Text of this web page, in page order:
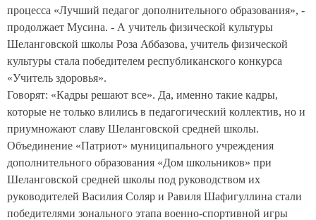
процесса «Лучший педагог дополнительного образования», -
продолжает Мусина. - А учитель физической культуры
Шеланговской школы Роза Аббазова, учитель физической
культуры стала победителем республиканского конкурса
«Учитель здоровья».
Говорят: «Кадры решают все». Да, именно такие кадры,
которые не только влились в педагогический коллектив, но и
приумножают славу Шеланговской средней школы.
Объединение «Патриот» муниципального учреждения
дополнительного образования «Дом школьников» при
Шеланговской средней школы под руководством их
руководителей Василия Соляр и Равиля Шафигуллина стали
победителями зонального этапа военно-спортивной игры